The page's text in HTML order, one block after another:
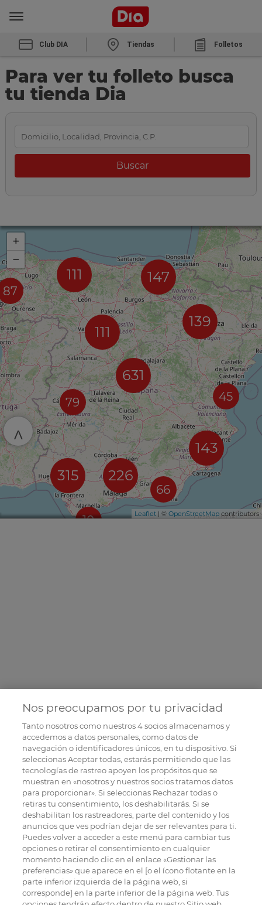
Club DIA Tiendas Folletos
Para ver tu folleto busca
tu tienda Dia
87
111 147
111
79
631
10
226
315
139
66
45
143
+
−
Leaflet | © OpenStreetMap contributors
^
Nos preocupamos por tu privacidad
Tanto nosotros como nuestros4socios almacenamos y
accedemos a datos personales, como datos de
navegación o identificadores únicos, en tu dispositivo. Si
seleccionas Aceptar todas, estarás permitiendo que las
tecnologías de rastreo apoyen los propósitos que se
muestran en «nosotros y nuestros socios tratamos datos
para proporcionar». Si seleccionas Rechazar todas o
retiras tu consentimiento, los deshabilitarás. Si se
deshabilitan los rastreadores, parte del contenido y los
anuncios que ves podrían dejar de ser relevantes para ti.
Puedes volver a acceder a este menú para cambiar tus
opciones o retirar el consentimiento en cualquier
momento haciendo clic en el enlace «Gestionar las
preferencias» que aparece en el [o el ícono flotante en la
parte inferior izquierda de la página web, si
corresponde] en la parte inferior de la página web. Tus